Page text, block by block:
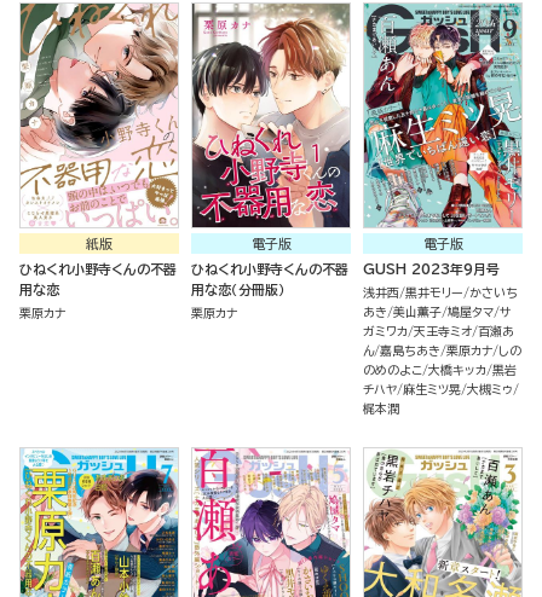
紙版
ひねくれ小野寺くんの不器
用な恋
栗原カナ
電子版
ひねくれ小野寺くんの不器
用な恋（分冊版）
栗原カナ
電子版
GUSH 2023年9月号
浅井西 黒井モリー
かさいち
あき 美山薫子 鳩屋タマ サ
ガミワカ 天王寺ミオ 百瀬あ
ん 嘉島ちあき 栗原カナ しの
のめのよこ 大橋キッカ 黒岩
チハヤ 麻生ミツ晃 大槻ミゥ
梶本潤